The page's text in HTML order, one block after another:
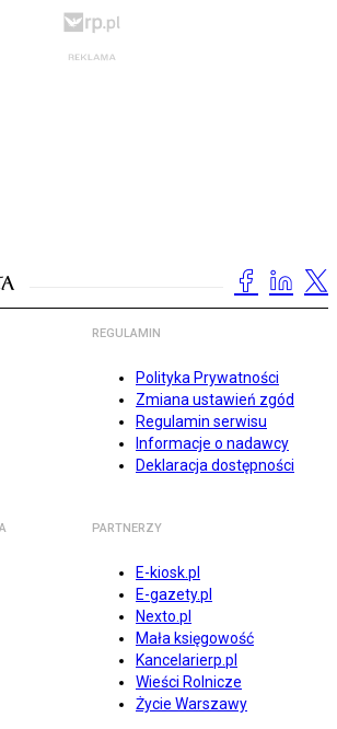
REGULAMIN
Polityka Prywatności
Zmiana ustawień zgód
Regulamin serwisu
Informacje o nadawcy
Deklaracja dostępności
PARTNERZY
E-kiosk.pl
E-gazety.pl
Nexto.pl
Mała księgowość
Kancelarierp.pl
Wieści Rolnicze
Życie Warszawy